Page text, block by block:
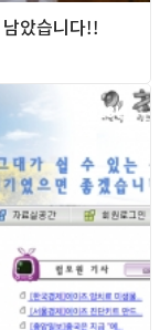
았습니다!!
2018년